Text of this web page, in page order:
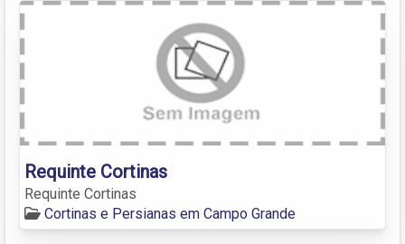
Requinte Cortinas
Requinte Cortinas
Cortinas e Persianas em Campo Grande